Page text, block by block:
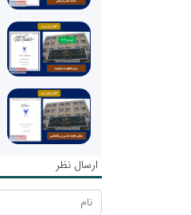
ارسال نظر